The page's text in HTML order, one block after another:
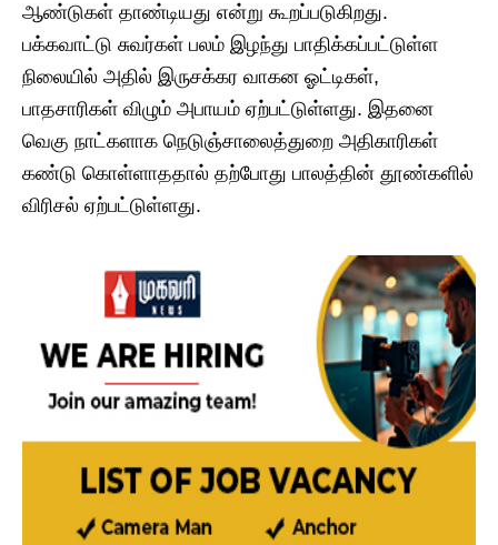
ஆண்டுகள் தாண்டியது என்று கூறப்படுகிறது.
பக்கவாட்டு சுவர்கள் பலம் இழந்து பாதிக்கப்பட்டுள்ள
நிலையில் அதில் இருசக்கர வாகன ஓட்டிகள்,
பாதசாரிகள் விழும் அபாயம் ஏற்பட்டுள்ளது. இதனை
வெகு நாட்களாக நெடுஞ்சாலைத்துறை அதிகாரிகள்
கண்டு கொள்ளாததால் தற்போது பாலத்தின் தூண்களில்
விரிசல் ஏற்பட்டுள்ளது.